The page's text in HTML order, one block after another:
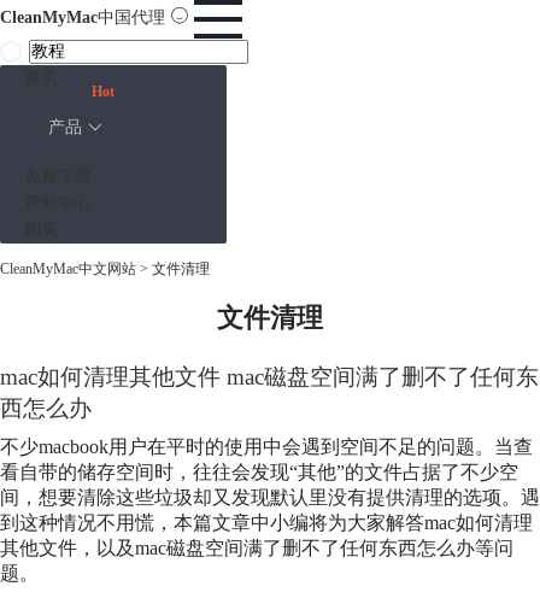
CleanMyMac中国代理
产品
Hot
CleanMyMac中文网站 > 文件清理
文件清理
mac如何清理其他文件 mac磁盘空间满了删不了任何东
西怎么办
不少macbook用户在平时的使用中会遇到空间不足的问题。当查
看自带的储存空间时，往往会发现“其他”的文件占据了不少空
间，想要清除这些垃圾却又发现默认里没有提供清理的选项。遇
到这种情况不用慌，本篇文章中小编将为大家解答mac如何清理
其他文件，以及mac磁盘空间满了删不了任何东西怎么办等问
题。